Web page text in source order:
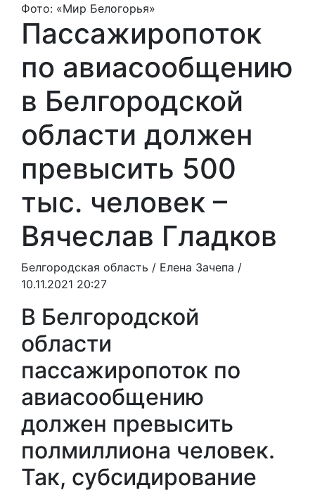
Фото: «Мир Белогорья»
Пассажиропоток
по авиасообщению
в Белгородской
области должен
превысить 500
тыс. человек –
Вячеслав Гладков
Белгородская область / Елена Зачепа /
10.11.2021 20:27
В Белгородской
области
пассажиропоток по
авиасообщению
должен превысить
полмиллиона человек.
Так, субсидирование